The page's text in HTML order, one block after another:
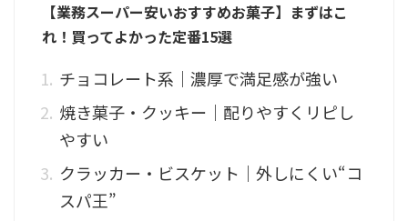
【業務スーパー安いおすすめお菓子】まずはこ
れ！買ってよかった定番15選
チョコレート系｜濃厚で満足感が強い
焼き菓子・クッキー｜配りやすくリピし
やすい
クラッカー・ビスケット｜外しにくい“コ
スパ王”